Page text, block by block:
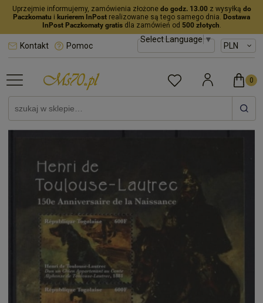
Uprzejmie informujemy, zamówienia złożone do godz. 13.00z wysyłką do
Paczkomatu i kurierem InPost realizowane są tego samego dnia. Dostawa
InPost Paczkomaty gratisdla zamówień od 500 złotych.
Select Language▼
Kontakt Pomoc